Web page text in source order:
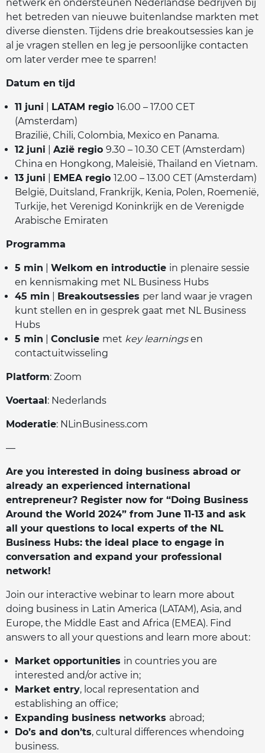
netwerk en ondersteunen Nederlandse bedrijven bij
het betreden van nieuwe buitenlandse markten met
diverse diensten. Tijdens drie breakoutsessies kan je
al je vragen stellen en leg je persoonlijke contacten
om later verder mee te sparren!
Datum en tijd
11 juni LATAM regio 16.00 – 17.00 CET
(Amsterdam)
Brazilië, Chili, Colombia, Mexico en Panama.
12 juni
Azië regio 9.30 – 10.30 CET (Amsterdam)
China en Hongkong, Maleisië, Thailand en Vietnam.
13 juni
EMEA regio 12.00 – 13.00 CET (Amsterdam)
België, Duitsland, Frankrijk, Kenia, Polen, Roemenië,
Turkije, het Verenigd Koninkrijk en de Verenigde
Arabische Emiraten
Programma
5 min Welkom en introductie in plenaire sessie
en kennismaking met NL Business Hubs
45 min
Breakoutsessies per land waar je vragen
kunt stellen en in gesprek gaat met NL Business
Hubs
5 min
Conclusie met key learningsen
contactuitwisseling
Platform: Zoom
Voertaal : Nederlands
Moderatie: NLinBusiness.com
—
Are you interested in doing business abroad or
already an experienced international
entrepreneur? Register now for “Doing Business
Around the World 2024” from June 11-13 and ask
all your questions to local experts of the NL
Business Hubs: the ideal place to engage in
conversation and expand your professional
network!
Join our interactive webinar to learn more about
doing business in Latin America (LATAM), Asia, and
Europe, the Middle East and Africa (EMEA). Find
answers to all your questions and learn more about:
Market opportunities in countries you are
interested and/or active in;
Market entry, local representation and
establishing an office;
Expanding business networks abroad;
Do’s and don’ts, cultural differences whendoing
business.